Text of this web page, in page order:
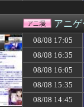
【画像】全
【悲報】伊
アラブ首長
床屋さんご
【画像】「
【画像】廃
弁当屋「消
【動画】甲
PlayStation
アニ
08/08 17:05
08/08 16:35
08/08 16:05
08/08 15:35
08/08 14:45